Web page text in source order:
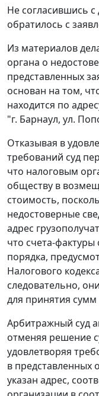
Не согласившись
обратилось с
Из материалов
органа о
представленных
основан на том,
находится по
"г. Барнаул, ул.
Отказывая в
требований суд
что налоговым
обществу в
стоимость,
недостоверные
адрес
что счета-
порядка,
Налогового
следовательно,
для принятия сумм
Арбитражный суд
отменяя решение
удовлетворяя
в представленных
указан адрес,